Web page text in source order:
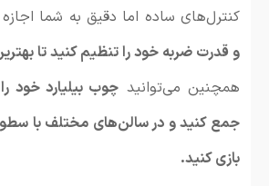
کنترل‌های ساده اما دقیق به شما
و قدرت ضربه خود را تنظیم کنید تا
همچنین می‌توانید چوب بیلیارد خود
جمع کنید و در سالن‌های مختلف با
بازی کنید.